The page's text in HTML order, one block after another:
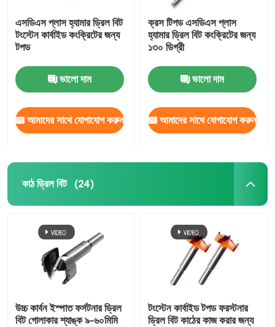
এসডিএস প্লাস হ্যামার ড্রিল বিট
টংস্টেন কার্বাইড কংক্রিটের জন্য
টপড
ভালো দাম
আমাদের সাথে যোগাযোগ করুন
ক্রস টিপড এসডিএস প্লাস
হ্যামার ড্রিল বিট কংক্রিটের জন্য
১৩০ ডিগ্রী
ভালো দাম
আমাদের সাথে যোগাযোগ করুন
কাঠ ড্রিল বিট (24)
উচ্চ কার্বন ইস্পাত ফর্সটনার ড্রিল
বিট গোলাকার শ্যাঙ্ক ৯-৬০মিমি
টংস্টেন কার্বাইড টপড ফরস্টনার
ড্রিল বিট কাঠের কাজ করার জন্য